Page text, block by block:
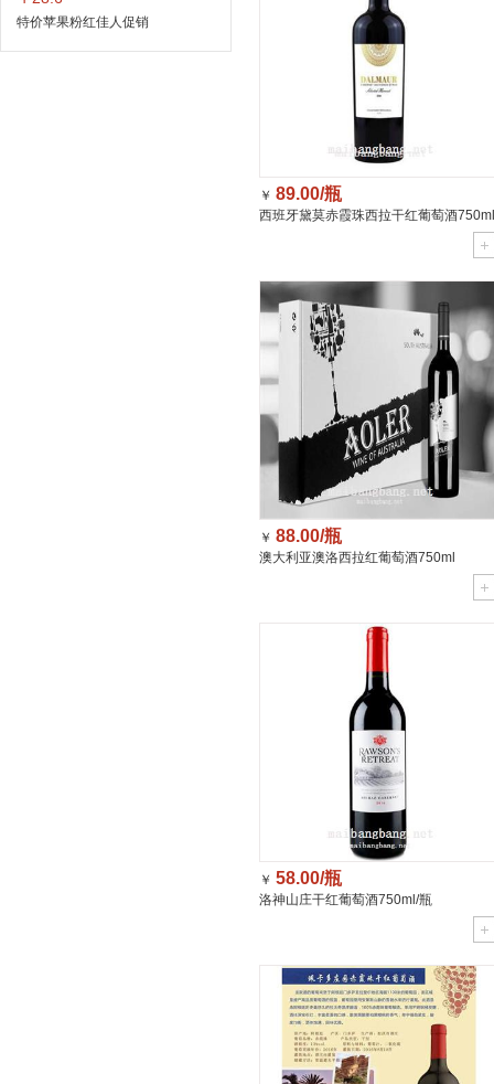
特价苹果粉红佳人促销
￥ 89.00/瓶
西班牙黛莫赤霞珠西拉干红葡萄酒750ml
￥ 88.00/瓶
澳大利亚澳洛西拉红葡萄酒750ml
￥ 58.00/瓶
洛神山庄干红葡萄酒750ml/瓶